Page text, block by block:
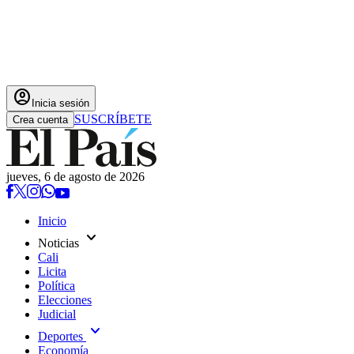
account_circle Inicia sesión
Crea cuenta SUSCRÍBETE
jueves, 6 de agosto de 2026
Inicio
Noticias expand_more
Cali
Licita
Política
Elecciones
Judicial
Deportes expand_more
Economía